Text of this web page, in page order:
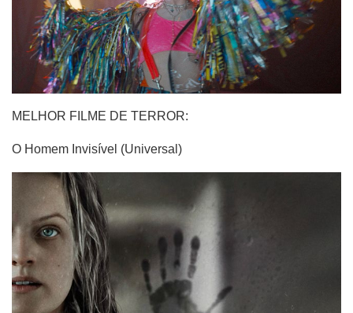
MELHOR FILME DE TERROR:
O Homem Invisível (Universal)